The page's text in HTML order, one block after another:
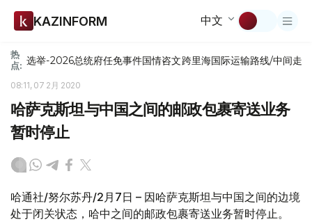
KAZINFORM 中文
热
点: 选举-2026总统府任免事件国情咨文跨里海国际运输路线/中间走廊
08:11, 07 2月 2020
哈萨克斯坦与中国之间的邮政包裹寄送业务
暂时停止
哈通社/努尔苏丹/2月7日 – 因哈萨克斯坦与中国之间的边境
处于闭关状态，哈中之间的邮政包裹寄送业务暂时停止。